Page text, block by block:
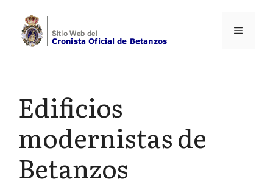
contenido
Menú
Edificios
modernistas de
Betanzos